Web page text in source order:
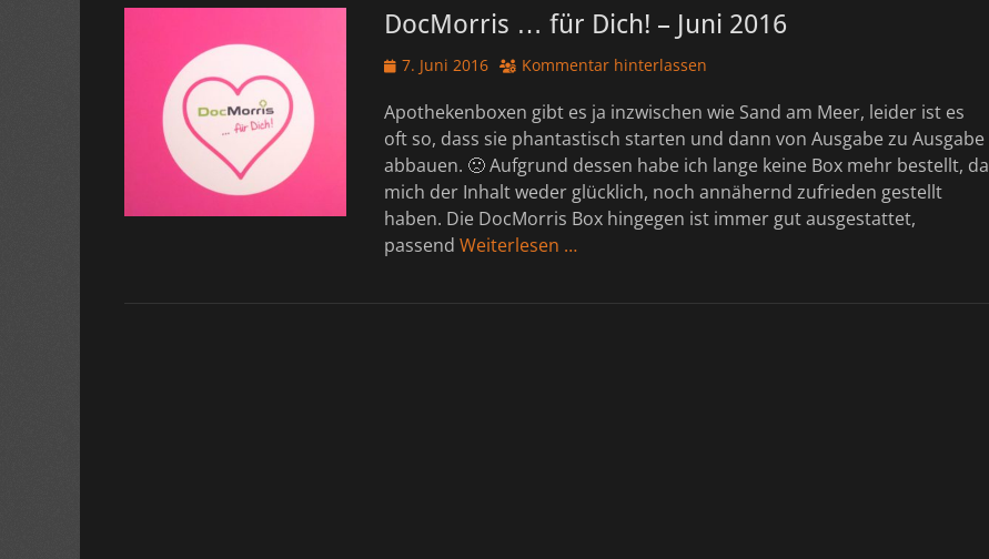
DocMorris … für Dich! – Juni 2016
Veröffentlicht
7. Juni 2016 Kommentar hinterlassen
Apothekenboxen gibt es ja inzwischen wie Sand am Meer, leider ist es
oft so, dass sie phantastisch starten und dann von Ausgabe zu Ausgabe
abbauen. 🙁 Aufgrund dessen habe ich lange keine Box mehr bestellt, da
mich der Inhalt weder glücklich, noch annähernd zufrieden gestellt
haben. Die DocMorris Box hingegen ist immer gut ausgestattet,
passend Weiterlesen …